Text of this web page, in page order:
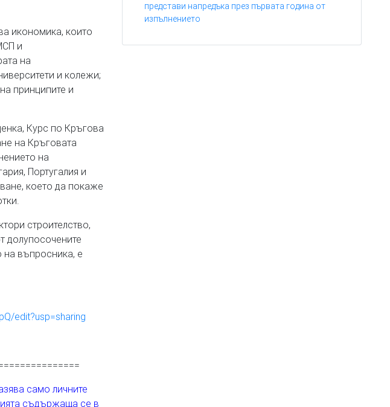
икономика, които
и
на
и колежи;
принципите и
Курс по Кръгова
на Кръговата
на
Португалия и
което да покаже
строителство,
долупосочените
на въпросника, е
edit?usp=sharing
само личните
съдържаща се в
представи напредъка през първата година от
изпълнението